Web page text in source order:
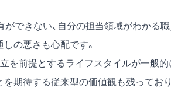
ができない、自分の担当領域がわかる
の悪さも心配です。
を前提とするライフスタイルが一般的
期待する従来型の価値観も残ってお